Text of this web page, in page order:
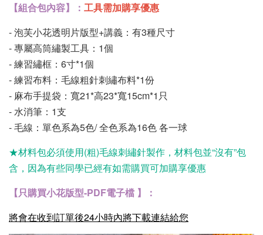
【組合包內容】： 工具需加購享優惠
- 泡芙小花透明片版型+講義：有3種尺寸
- 專屬高筒繡製工具：1個
- 練習繡框：6寸*1個
- 練習布料：毛線粗針刺繡布料*1份
- 麻布手提袋：寬21*高23*寬15cm*1只
- 水消筆：1支
- 毛線：單色系為5色/ 全色系為16色 各一球
★材料包必須使用(粗)毛線刺繡針製作，材料包並“沒有”包
含，因為有些同學已經有如需購買可加購享優惠
【只購買小花版型-PDF電子檔 】：
將會在收到訂單後24小時內將下載連結給您